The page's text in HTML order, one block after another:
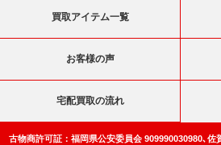
買取アイテム一覧
お客様の声
宅配買取の流れ
古物商許可証：福岡県公安委員会 909990030980､佐